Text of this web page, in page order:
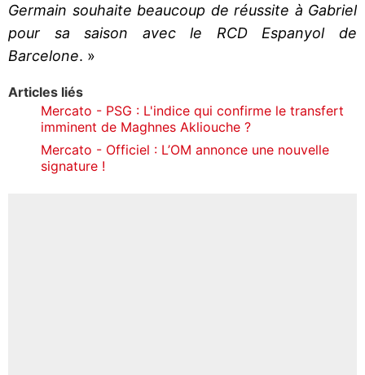
Germain souhaite beaucoup de réussite à Gabriel
pour sa saison avec le RCD Espanyol de
Barcelone. »
Articles liés
Mercato - PSG : L'indice qui confirme le transfert
imminent de Maghnes Akliouche ?
Mercato - Officiel : L’OM annonce une nouvelle
signature !